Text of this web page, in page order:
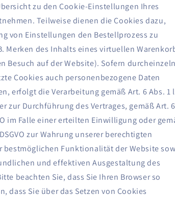
zu den Cookie-Einstellungen Ihres
Teilweise dienen die Cookies dazu,
von Einstellungen den Bestellprozess zu
Merken des Inhalts eines virtuellen
Besuch auf der Website). Sofern
Cookies auch personenbezogene Daten
erfolgt die Verarbeitung gemäß Art. 6 Abs. 1
zur Durchführung des Vertrages, gemäß Art. 6
im Falle einer erteilten Einwilligung oder
zur Wahrung unserer berechtigten
bestmöglichen Funktionalität der Website
und effektiven Ausgestaltung des
beachten Sie, dass Sie Ihren Browser so
dass Sie über das Setzen von Cookies